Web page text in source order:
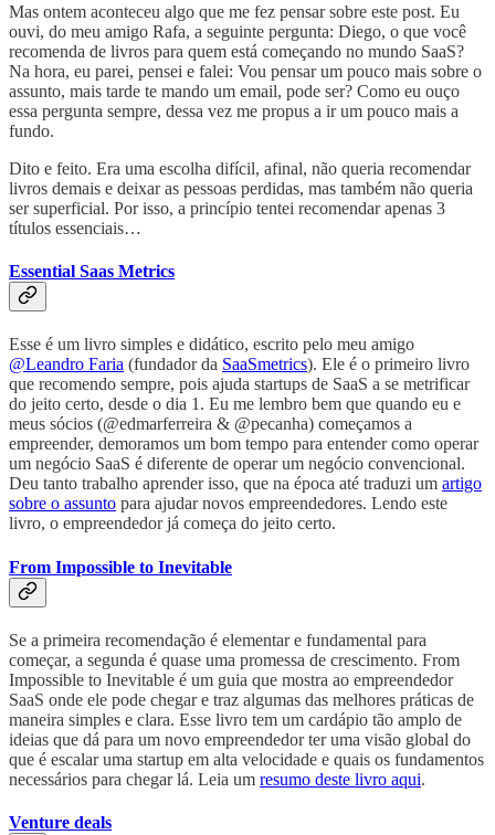
Mas ontem aconteceu algo que me fez pensar sobre este post. Eu
ouvi, do meu amigo Rafa, a seguinte pergunta: Diego, o que você
recomenda de livros para quem está começando no mundo SaaS?
Na hora, eu parei, pensei e falei: Vou pensar um pouco mais sobre o
assunto, mais tarde te mando um email, pode ser? Como eu ouço
essa pergunta sempre, dessa vez me propus a ir um pouco mais a
fundo.
Dito e feito. Era uma escolha difícil, afinal, não queria recomendar
livros demais e deixar as pessoas perdidas, mas também não queria
ser superficial. Por isso, a princípio tentei recomendar apenas 3
títulos essenciais…
Essential Saas Metrics
Esse é um livro simples e didático, escrito pelo meu amigo
@Leandro Faria (fundador da SaaSmetrics). Ele é o primeiro livro
que recomendo sempre, pois ajuda startups de SaaS a se metrificar
do jeito certo, desde o dia 1. Eu me lembro bem que quando eu e
meus sócios (@edmarferreira & @pecanha) começamos a
empreender, demoramos um bom tempo para entender como operar
um negócio SaaS é diferente de operar um negócio convencional.
Deu tanto trabalho aprender isso, que na época até traduzi um artigo
sobre o assunto para ajudar novos empreendedores. Lendo este
livro, o empreendedor já começa do jeito certo.
From Impossible to Inevitable
Se a primeira recomendação é elementar e fundamental para
começar, a segunda é quase uma promessa de crescimento. From
Impossible to Inevitable é um guia que mostra ao empreendedor
SaaS onde ele pode chegar e traz algumas das melhores práticas de
maneira simples e clara. Esse livro tem um cardápio tão amplo de
ideias que dá para um novo empreendedor ter uma visão global do
que é escalar uma startup em alta velocidade e quais os fundamentos
necessários para chegar lá. Leia um resumo deste livro aqui.
Venture deals